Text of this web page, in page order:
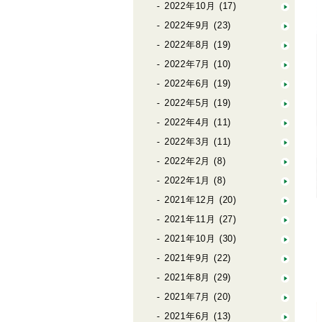
2022年10月 (17)
2022年9月 (23)
2022年8月 (19)
2022年7月 (10)
2022年6月 (19)
2022年5月 (19)
2022年4月 (11)
2022年3月 (11)
2022年2月 (8)
2022年1月 (8)
2021年12月 (20)
2021年11月 (27)
2021年10月 (30)
2021年9月 (22)
2021年8月 (29)
2021年7月 (20)
2021年6月 (13)